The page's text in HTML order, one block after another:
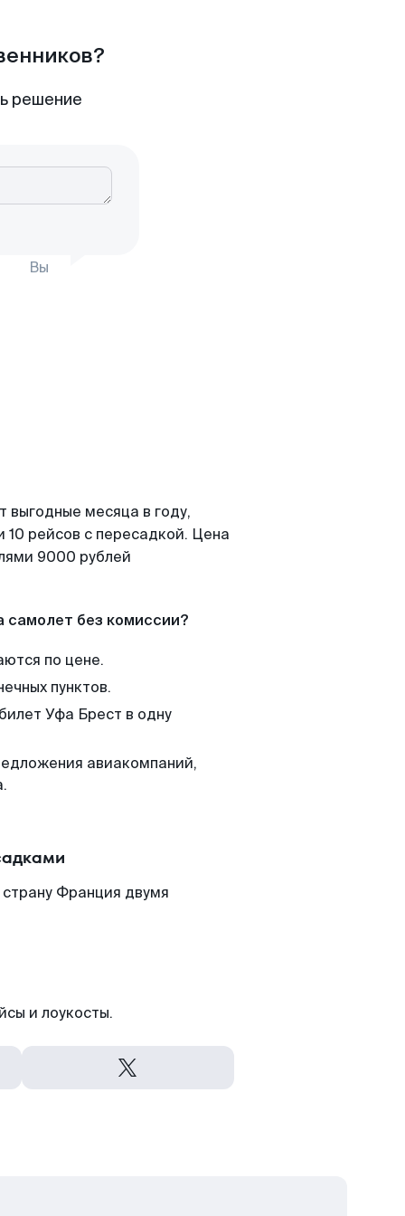
решение
Вы
выгодные месяца в году,
рейсов с пересадкой. Цена
9000 рублей
самолет без комиссии?
по цене.
пунктов.
Уфа Брест в одну
авиакомпаний,
Франция двумя
и лоукосты.